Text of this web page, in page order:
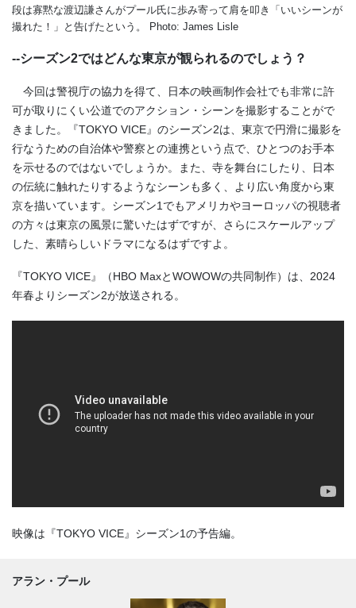
段は寡黙な渡辺謙さんがプール氏に歩み寄って肩を叩き「いいシーンが
撮れた！」と告げたという。 Photo: James Lisle
--シーズン2ではどんな東京が観られるのでしょう？
今回は警視庁の協力を得て、日本の映画制作会社でも非常に許
可が取りにくい公道でのアクション・シーンを撮影することがで
きました。『TOKYO VICE』のシーズン2は、東京で円滑に撮影を
行なうための自治体や警察との連携という点で、ひとつのお手本
を示せるのではないでしょうか。また、寺を舞台にしたり、日本
の伝統に触れたりするようなシーンも多く、より広い角度から東
京を描いています。シーズン1でもアメリカやヨーロッパの視聴者
の方々は東京の風景に驚いたはずですが、さらにスケールアップ
した、素晴らしいドラマになるはずですよ。
『TOKYO VICE』（HBO MaxとWOWOWの共同制作）は、2024
年春よりシーズン2が放送される。
映像は『TOKYO VICE』シーズン1の予告編。
アラン・プール